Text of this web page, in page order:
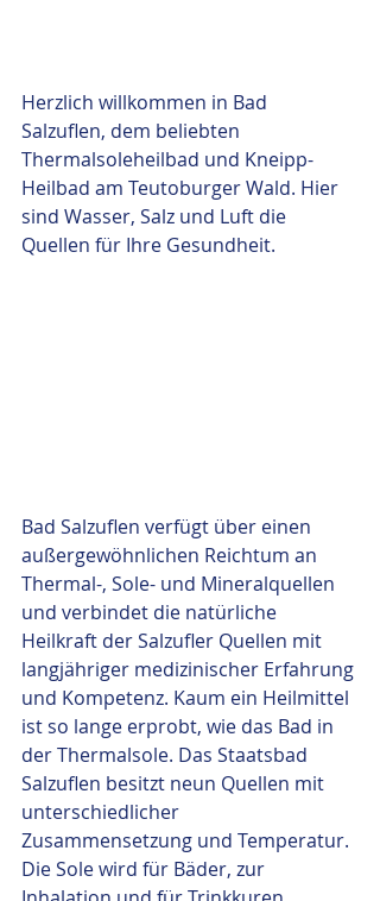
Herzlich willkommen in Bad
Salzuflen, dem beliebten
Thermalsoleheilbad und Kneipp-
Heilbad am Teutoburger Wald. Hier
sind Wasser, Salz und Luft die
Quellen für Ihre Gesundheit.
Bad Salzuflen verfügt über einen
außergewöhnlichen Reichtum an
Thermal-, Sole- und Mineralquellen
und verbindet die natürliche
Heilkraft der Salzufler Quellen mit
langjähriger medizinischer Erfahrung
und Kompetenz. Kaum ein Heilmittel
ist so lange erprobt, wie das Bad in
der Thermalsole. Das Staatsbad
Salzuflen besitzt neun Quellen mit
unterschiedlicher
Zusammensetzung und Temperatur.
Die Sole wird für Bäder, zur